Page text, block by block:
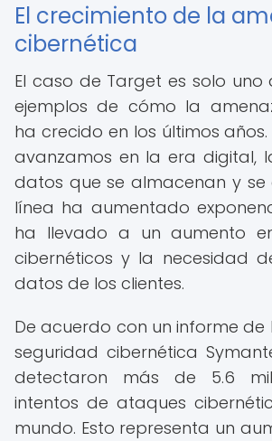
El crecimiento de la
cibernética
El caso de Target es solo uno
ejemplos de cómo la
ha crecido en los últimos
avanzamos en la era digital,
datos que se almacenan y
línea ha aumentado
ha llevado a un aumento
cibernéticos y la necesidad
datos de los clientes.
De acuerdo con un informe
seguridad cibernética
detectaron más de 5.6
intentos de ataques
mundo. Esto representa un